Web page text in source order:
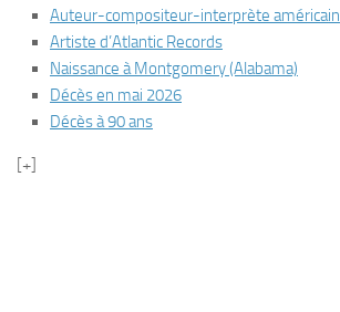
Auteur-compositeur-interprète américain
Artiste d’Atlantic Records
Naissance à Montgomery (Alabama)
Décès en mai 2026
Décès à 90 ans
[+]